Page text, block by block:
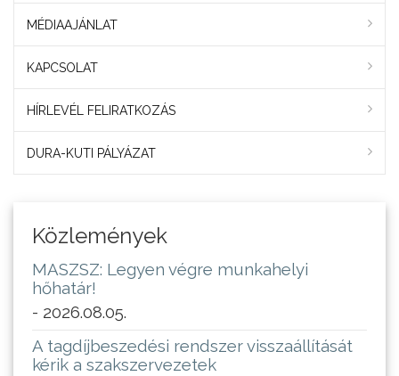
MÉDIAAJÁNLAT
KAPCSOLAT
HÍRLEVÉL FELIRATKOZÁS
DURA-KUTI PÁLYÁZAT
Közlemények
MASZSZ: Legyen végre munkahelyi
hőhatár!
- 2026.08.05.
A tagdíjbeszedési rendszer visszaállítását
kérik a szakszervezetek